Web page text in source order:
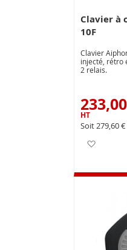
Clavier à
10F
Clavier
injecté, rétro
2 relais.
279,60 €